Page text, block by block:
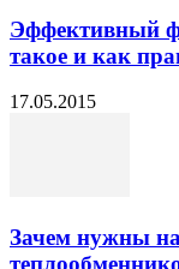
Эффективный
такое и как
17.05.2015
Зачем нужны